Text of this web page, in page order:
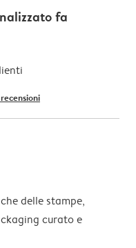
fa
delle stampe,
curato e